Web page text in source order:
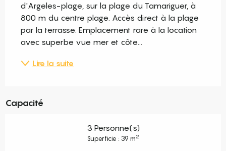
d'Argeles-plage, sur la plage du Tamariguer, à
800 m du centre plage. Accès direct à la plage
par la terrasse. Emplacement rare à la location
avec superbe vue mer et côte...
Lire la suite
Capacité
3 Personne(s)
Superficie : 39 m2